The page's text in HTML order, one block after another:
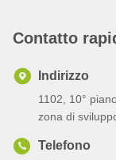
Contatto
Indirizzo
1102, 10°
zona di
Telefono